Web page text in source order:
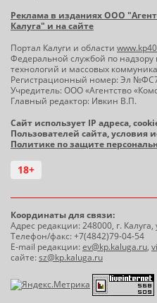
Реклама в изданиях ООО
Калуга" и на сайте
Портал Калуги и области
Федеральной службой по
технологий и массовых
Регистрационный номер: Эл
Учредитель: ООО «Агентство
Главный редактор: Ивкин В.П.
Сайт использует IP адреса,
Пользователей сайта, условия
Политике по защите
18+
Координаты для связи:
Адрес редакции: 248000, г.
Телефон/факс: +7(4842)79-04-54
E-mail редакции:ev@kp.kaluga.ru,
сайте:sz@kp.kaluga.ru